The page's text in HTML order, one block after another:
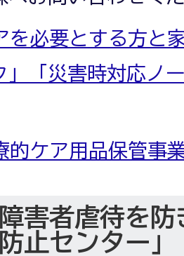
を必要とする方と
」「災害時対応ノ
的ケア用品保管事
害者虐待を
止センター」